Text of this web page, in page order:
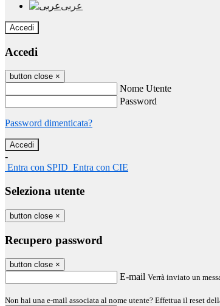
عربى
Accedi
Accedi
button close ×
Nome Utente
Password
Password dimenticata?
-
Entra con SPID Entra con CIE
Seleziona utente
button close ×
Recupero password
button close ×
E-mail Verrà inviato un
Non hai una e-mail associata al nome utente? Effettua il reset